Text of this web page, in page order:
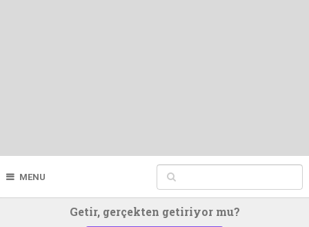
MENU
Getir, gerçekten getiriyor mu?